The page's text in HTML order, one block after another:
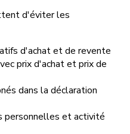
d'éviter les
d'achat et de revente
prix d'achat et prix de
dans la déclaration
personnelles et activité